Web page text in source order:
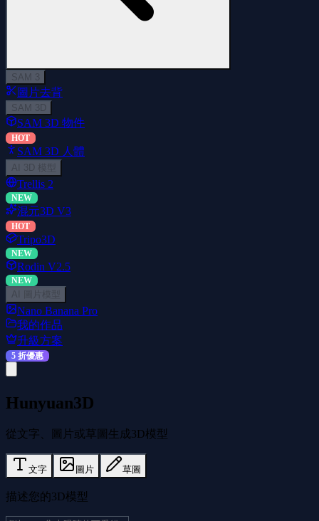
SAM 3
圖片去背
SAM 3D
SAM 3D 物件
HOT
SAM 3D 人體
AI 3D 模型
Trellis 2
NEW
混元3D V3
HOT
Tripo3D
NEW
Rodin V2.5
NEW
AI 圖片模型
Nano Banana Pro
我的作品
升級方案
5 折優惠
Hunyuan3D
從文字、圖片或草圖生成3D模型
文字 圖片 草圖
描述您的3D模型